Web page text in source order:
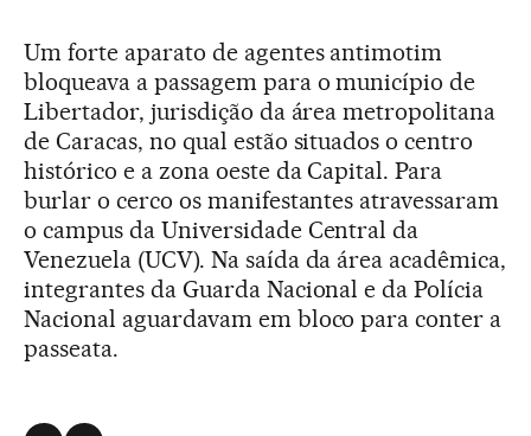
Um forte aparato de agentes antimotim
bloqueava a passagem para o município de
Libertador, jurisdição da área metropolitana
de Caracas, no qual estão situados o centro
histórico e a zona oeste da Capital. Para
burlar o cerco os manifestantes atravessaram
o campus da Universidade Central da
Venezuela (UCV). Na saída da área acadêmica,
integrantes da Guarda Nacional e da Polícia
Nacional aguardavam em bloco para conter a
passeata.